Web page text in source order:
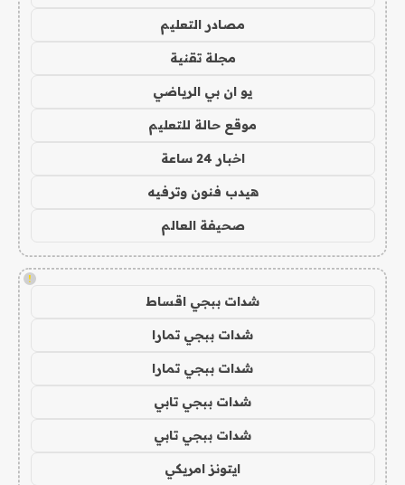
مصادر التعليم
مجلة تقنية
يو ان بي الرياضي
موقع حالة للتعليم
اخبار 24 ساعة
هيدب فنون وترفيه
صحيفة العالم
!
شدات ببجي اقساط
شدات ببجي تمارا
شدات ببجي تمارا
شدات ببجي تابي
شدات ببجي تابي
ايتونز امريكي